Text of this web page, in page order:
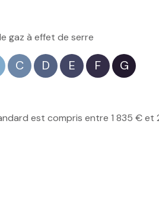
gaz à effet de serre
C D E F G
est compris entre 1 835 € et